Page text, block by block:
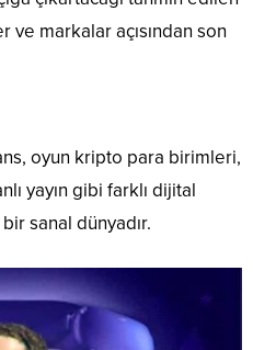
markalar açısından son
oyun kripto para birimleri,
yayın gibi farklı dijital
sanal dünyadır.